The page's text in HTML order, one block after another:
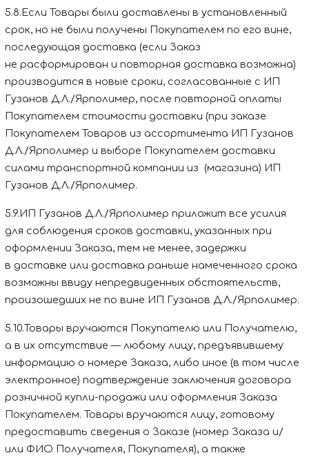
5.8.Если Товары были доставлены в установленный
срок, но не были получены Покупателем по его вине,
последующая доставка (если Заказ
не расформирован и повторная доставка возможна)
производится в новые сроки, согласованные с ИП
Гузанов Д.Л./Ярполимер, после повторной оплаты
Покупателем стоимости доставки (при заказе
Покупателем Товаров из ассортимента ИП Гузанов
Д.Л./Ярполимер и выборе Покупателем доставки
силами транспортной компании из (магазина) ИП
Гузанов Д.Л./Ярполимер.
5.9.ИП Гузанов Д.Л./Ярполимер приложит все усилия
для соблюдения сроков доставки, указанных при
оформлении Заказа, тем не менее, задержки
в доставке или доставка раньше намеченного срока
возможны ввиду непредвиденных обстоятельств,
произошедших не по вине ИП Гузанов Д.Л./Ярполимер.
5.10.Товары вручаются Покупателю или Получателю,
а в их отсутствие — любому лицу, предъявившему
информацию о номере Заказа, либо иное (в том числе
электронное) подтверждение заключения договора
розничной купли-продажи или оформления Заказа
Покупателем. Товары вручаются лицу, готовому
предоставить сведения о Заказе (номер Заказа и/
или ФИО Получателя, Покупателя), а также